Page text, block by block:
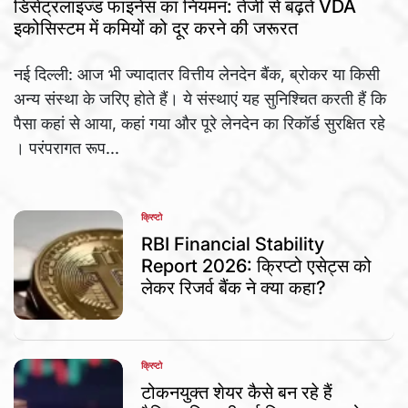
डिसेंट्रलाइज्ड फाइनेंस का नियमन: तेजी से बढ़ते VDA
इकोसिस्टम में कमियों को दूर करने की जरूरत
नई दिल्ली: आज भी ज्यादातर वित्तीय लेनदेन बैंक, ब्रोकर या किसी
अन्य संस्था के जरिए होते हैं। ये संस्थाएं यह सुनिश्चित करती हैं कि
पैसा कहां से आया, कहां गया और पूरे लेनदेन का रिकॉर्ड सुरक्षित रहे
। परंपरागत रूप...
POSTED
IN
क्रिप्टो
RBI Financial Stability
Report 2026: क्रिप्टो एसेट्स को
लेकर रिजर्व बैंक ने क्या कहा?
POSTED
IN
क्रिप्टो
टोकनयुक्त शेयर कैसे बन रहे हैं